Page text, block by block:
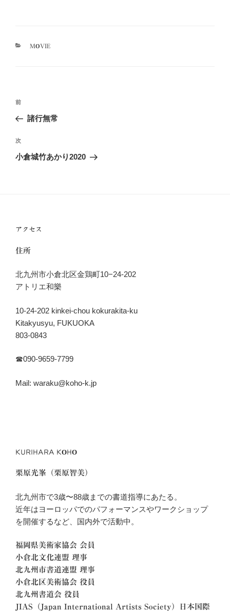
カ
MOVIE
投
ビ
ゲ
過
去
投
稿
前
諸行無常
次
の
次
小倉城竹あかり2020
アクセス
住所
北九州市小倉北区金鶏町10−24-202
アトリエ和樂
10-24-202 kinkei-chou kokurakita-ku
Kitakyusyu, FUKUOKA
803-0843
☎︎090-9659-7799
Mail: waraku@koho-k.jp
KURIHARA KOHO
栗原光峯（栗原智美）
北九州市で3歳〜88歳までの書道指導にあたる。
近年はヨーロッパでのパフォーマンスやワークショップ
を開催するなど、国内外で活動中。
福岡県美術家協会 会員
小倉北文化連盟 理事
北九州市書道連盟 理事
小倉北区美術協会 役員
北九州書道会 役員
JIAS（Japan International Artists Society）日本国際